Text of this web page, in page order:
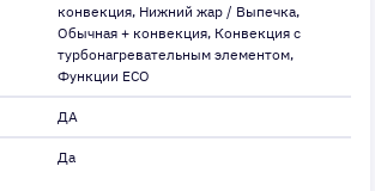
конвекция, Нижний жар / Выпечка,
Обычная + конвекция, Конвекция с
турбонагревательным элементом,
Функции ECO
ДА
Да